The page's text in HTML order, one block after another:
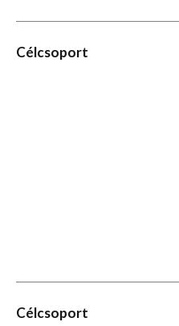
Célcsoport
Célcsoport